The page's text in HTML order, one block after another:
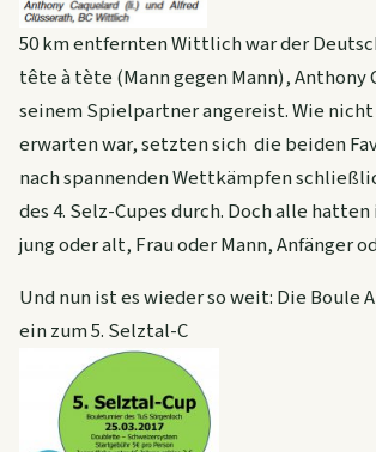
50 km entfernten Wittlich war der
tête à tète (Mann gegen Mann), Anthony
seinem Spielpartner angereist. Wie nicht
erwarten war, setzten sich die beiden
nach spannenden Wettkämpfen
des 4. Selz-Cupes durch. Doch alle
jung oder alt, Frau oder Mann, Anfänger
Und nun ist es wieder so weit: Die Boule
ein zum 5. Selztal-C